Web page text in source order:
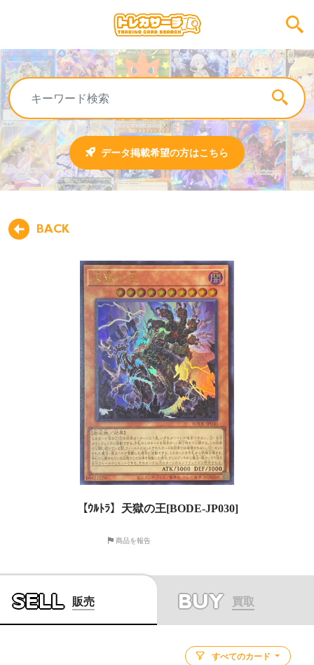
データ掲載希望の方はこちら
BACK
【ｳﾙﾄﾗ】天獄の王[BODE-JP030]
商品を報告
SELL 販売 BUY 買取
すべてのカード